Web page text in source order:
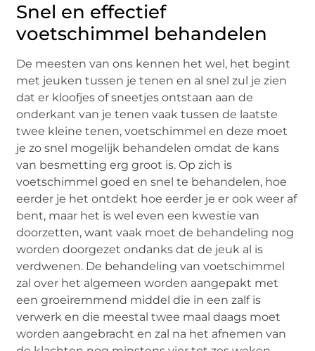
Snel en effectief
voetschimmel behandelen
De meesten van ons kennen het wel, het begint
met jeuken tussen je tenen en al snel zul je zien
dat er kloofjes of sneetjes ontstaan aan de
onderkant van je tenen vaak tussen de laatste
twee kleine tenen, voetschimmel en deze moet
je zo snel mogelijk behandelen omdat de kans
van besmetting erg groot is. Op zich is
voetschimmel goed en snel te behandelen, hoe
eerder je het ontdekt hoe eerder je er ook weer af
bent, maar het is wel even een kwestie van
doorzetten, want vaak moet de behandeling nog
worden doorgezet ondanks dat de jeuk al is
verdwenen. De behandeling van voetschimmel
zal over het algemeen worden aangepakt met
een groeiremmend middel die in een zalf is
verwerk en die meestal twee maal daags moet
worden aangebracht en zal na het afnemen van